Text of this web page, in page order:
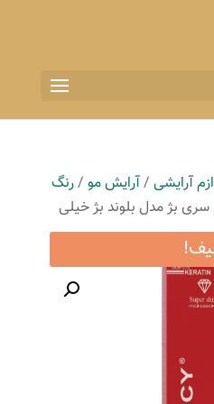
آرایشی/آرایش مو/رنگ
بژ مدل بلوند بژ خیلی